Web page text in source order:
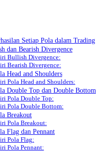
Setiap Pola dalam Trading
dan Bearish Divergence
Bullish Divergence:
Bearish Divergence:
Head and Shoulders
Pola Head and Shoulders:
Double Top dan Double Bottom
Pola Double Top:
Pola Double Bottom:
Breakout
Pola Breakout:
Flag dan Pennant
Pola Flag:
Pola Pennant: